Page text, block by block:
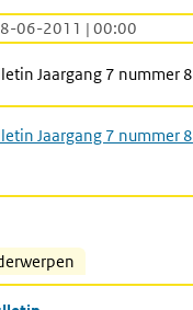
06-2011 | 00:00
Jaargang 7 nummer 8
Jaargang 7 nummer 8